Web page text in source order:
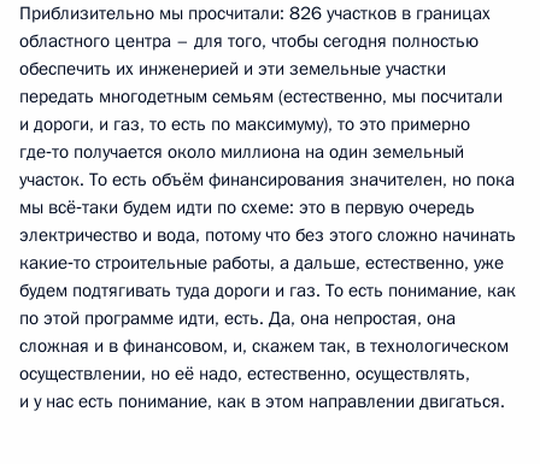
Приблизительно мы просчитали: 826 участков в границах
областного центра – для того, чтобы сегодня полностью
обеспечить их инженерией и эти земельные участки
передать многодетным семьям (естественно, мы посчитали
и дороги, и газ, то есть по максимуму), то это примерно
где‑то получается около миллиона на один земельный
участок. То есть объём финансирования значителен, но пока
мы всё‑таки будем идти по схеме: это в первую очередь
электричество и вода, потому что без этого сложно начинать
какие‑то строительные работы, а дальше, естественно, уже
будем подтягивать туда дороги и газ. То есть понимание, как
по этой программе идти, есть. Да, она непростая, она
сложная и в финансовом, и, скажем так, в технологическом
осуществлении, но её надо, естественно, осуществлять,
и у нас есть понимание, как в этом направлении двигаться.